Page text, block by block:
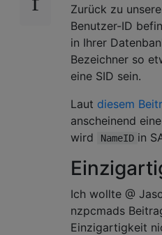
Zurück zu
Benutzer-ID
in Ihrer
Bezeichner so
eine SID sein.
Laut diesem
anscheinend
wird
NameID in
Ich wollte @
nzpcmads
Einzigartigkeit